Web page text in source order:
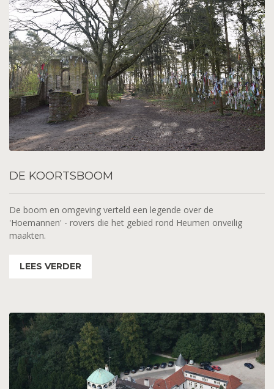
DE KOORTSBOOM
De boom en omgeving verteld een legende over de
'Hoemannen' - rovers die het gebied rond Heumen onveilig
maakten.
LEES VERDER